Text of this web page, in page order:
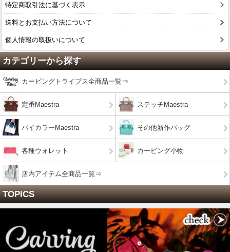
特定商取引法に基づく表示
送料とお支払い方法について
個人情報の取扱いについて
カテゴリーから探す
カービングトライブス全商品一覧⇒
定番Maestra ステッチMaestra
バイカラーMaestra その他新作バッグ
各種ウォレット カービング小物
店内アイテム全商品一覧⇒
TOPICS